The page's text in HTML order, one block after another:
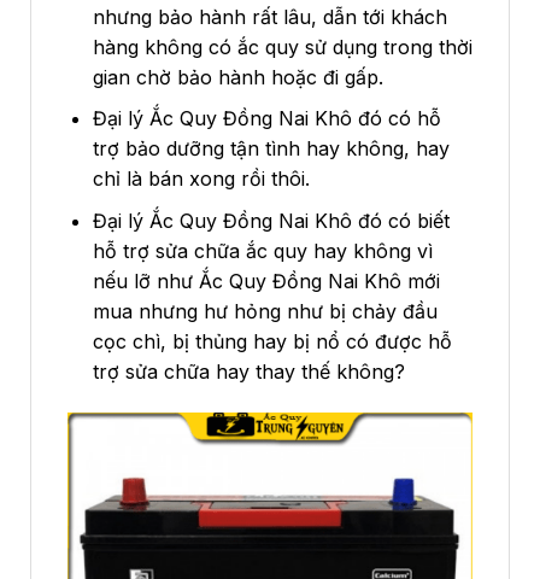
nhưng bảo hành rất lâu, dẫn tới khách
hàng không có ắc quy sử dụng trong thời
gian chờ bảo hành hoặc đi gấp.
Đại lý Ắc Quy Đồng Nai Khô đó có hỗ
trợ bảo dưỡng tận tình hay không, hay
chỉ là bán xong rồi thôi.
Đại lý Ắc Quy Đồng Nai Khô đó có biết
hỗ trợ sửa chữa ắc quy hay không vì
nếu lỡ như Ắc Quy Đồng Nai Khô mới
mua nhưng hư hỏng như bị chảy đầu
cọc chì, bị thủng hay bị nổ có được hỗ
trợ sửa chữa hay thay thế không?